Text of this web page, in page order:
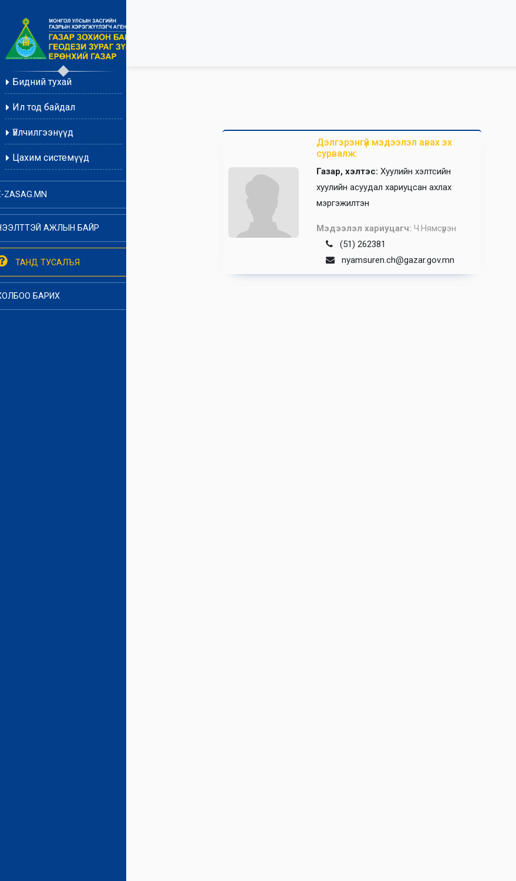
Бидний тухай
Ил тод байдал
Үйлчилгээнүүд
Цахим системүүд
ZASAG.MN
АЖЛЫН БАЙР
ТАНД ТУСАЛЪЯ
БАРИХ
Дэлгэрэнгүй мэдээлэл авах эх
сурвалж:
Газар, хэлтэс:Хуулийн хэлтсийн
хуулийн асуудал хариуцсан ахлах
мэргэжилтэн
Мэдээлэл хариуцагч:Ч.Нямсүрэн
(51) 262381
nyamsuren.ch@gazar.gov.mn